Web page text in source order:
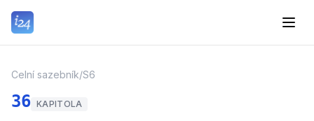
Celní sazebník/S6
36 KAPITOLA